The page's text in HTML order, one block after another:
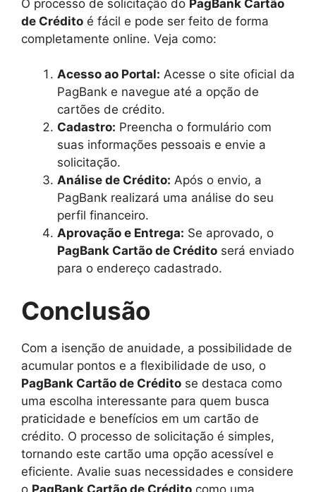
O processo de solicitação do PagBank Cartão
de Crédito é fácil e pode ser feito de forma
completamente online. Veja como:
Acesso ao Portal: Acesse o site oficial da
PagBank e navegue até a opção de
cartões de crédito.
Cadastro: Preencha o formulário com
suas informações pessoais e envie a
solicitação.
Análise de Crédito: Após o envio, a
PagBank realizará uma análise do seu
perfil financeiro.
Aprovação e Entrega: Se aprovado, o
PagBank Cartão de Crédito será enviado
para o endereço cadastrado.
Conclusão
Com a isenção de anuidade, a possibilidade de
acumular pontos e a flexibilidade de uso, o
PagBank Cartão de Crédito se destaca como
uma escolha interessante para quem busca
praticidade e benefícios em um cartão de
crédito. O processo de solicitação é simples,
tornando este cartão uma opção acessível e
eficiente. Avalie suas necessidades e considere
o PagBank Cartão de Crédito como uma